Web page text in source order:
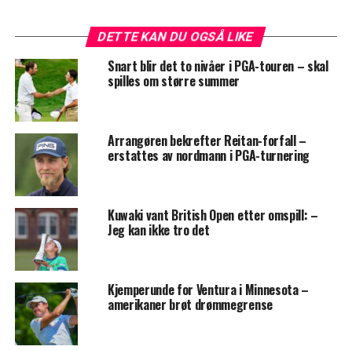
DETTE KAN DU OGSÅ LIKE
Snart blir det to nivåer i PGA-touren – skal
spilles om større summer
Arrangøren bekrefter Reitan-forfall –
erstattes av nordmann i PGA-turnering
Kuwaki vant British Open etter omspill: –
Jeg kan ikke tro det
Kjemperunde for Ventura i Minnesota –
amerikaner brøt drømmegrense